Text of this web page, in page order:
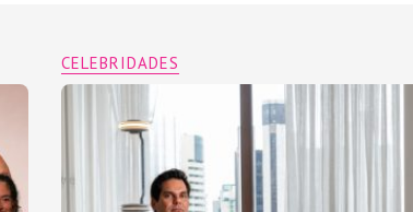
CELEBRIDADES